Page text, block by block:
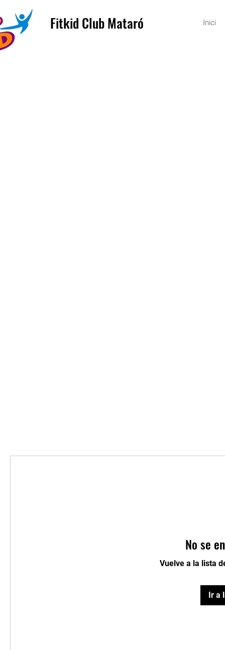
Inici
Fitkid Club Mataró
No se
Vuelve a la lista
Ir a